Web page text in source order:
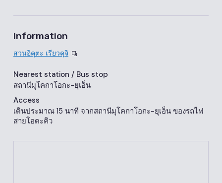
Information
สวนอิคุตะ เรียวคุจิ
Nearest station / Bus stop
สถานีมุโคกาโอกะ-ยุเอ็น
Access
เดินประมาณ 15 นาที จากสถานีมุโคกาโอกะ-ยุเอ็น ของรถไฟ
สายโอดะคิว